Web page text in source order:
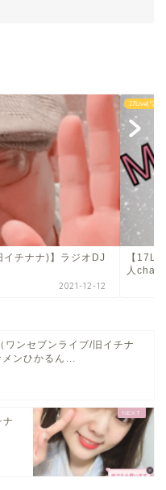
イチナナ)】ラジオDJ
2021-12-12
17Live(ワン
【
人cha...
ワンセブンライブ/旧イチナ
ンひかるん...
ナ